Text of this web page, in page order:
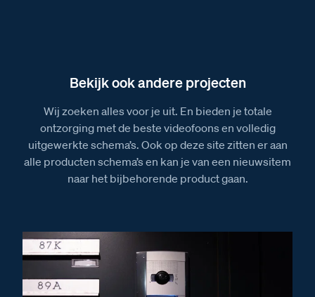
Bekijk ook andere projecten
Wij zoeken alles voor je uit. En bieden je totale
ontzorging met de beste videofoons en volledig
uitgewerkte schema’s. Ook op deze site zitten er aan
alle producten schema’s en kan je van een nieuwsitem
naar het bijbehorende product gaan.